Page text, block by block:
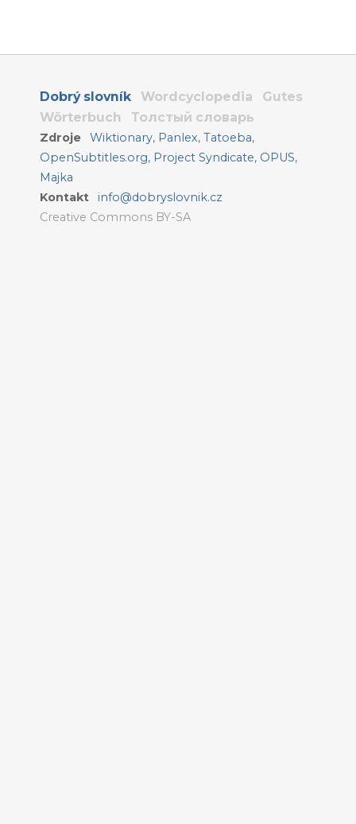
Dobrý slovník Wordcyclopedia
Gutes
Wörterbuch
Толстый словарь
Zdroje Wiktionary, Panlex,Tatoeba,
OpenSubtitles.org, Project Syndicate, OPUS,
Majka
Kontakt
info@dobryslovnik.cz
Creative Commons BY-SA